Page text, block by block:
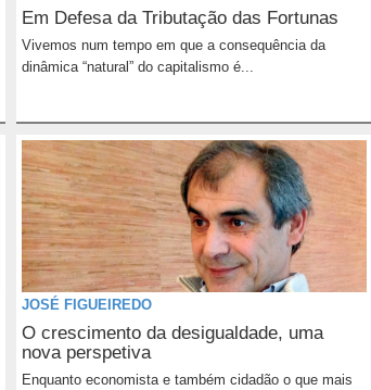
Em Defesa da Tributação das Fortunas
Vivemos num tempo em que a consequência da
dinâmica “natural” do capitalismo é...
JOSÉ FIGUEIREDO
O crescimento da desigualdade, uma
nova perspetiva
Enquanto economista e também cidadão o que mais